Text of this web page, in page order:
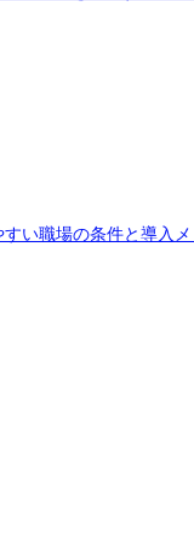
い職場の条件と導入